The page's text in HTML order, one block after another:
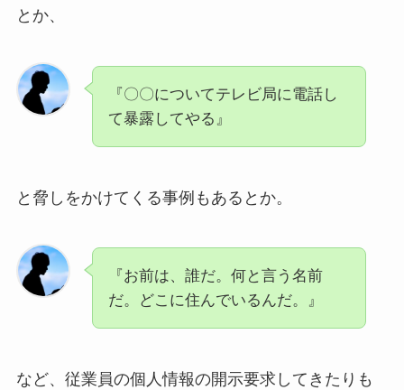
とか、
『〇〇についてテレビ局に電話し
て暴露してやる』
と脅しをかけてくる事例もあるとか。
『お前は、誰だ。何と言う名前
だ。どこに住んでいるんだ。』
など、従業員の個人情報の開示要求してきたりも